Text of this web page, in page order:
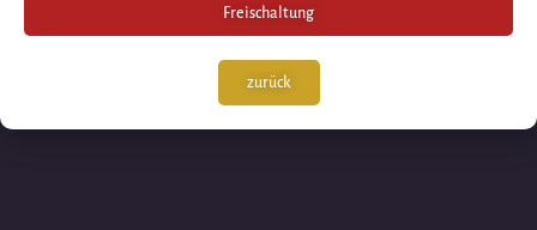
Freischaltung
zurück